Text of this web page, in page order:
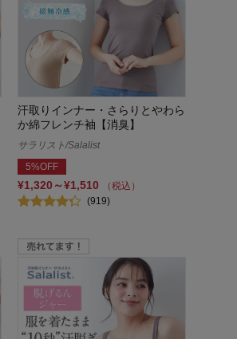
汗取りインナー・さらりとやわら
か綿フレンチ袖【消臭】
サラリスト/Salalist
5%OFF
¥1,320～¥1,510
（税込）
(919)